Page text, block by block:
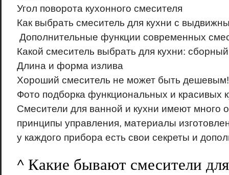
Угол поворота кухонного смесителя
Как выбрать смеситель для кухни с
Дополнительные функции современных
Какой смеситель выбрать для кухни:
Длина и форма излива
Хороший смеситель не может быть дешевым!
Фото подборка функциональных и красивых
Смесители для ванной и кухни имеют много
принципы управления, материалы
у каждого прибора есть свои секреты и
^ Какие бывают смесители